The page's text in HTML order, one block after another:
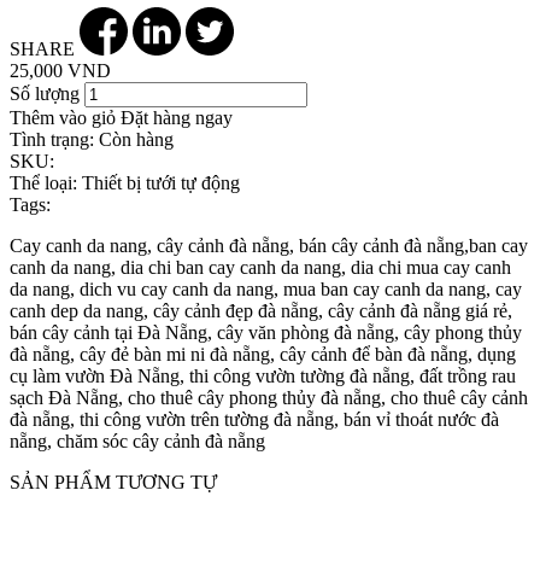
SHARE
25,000 VND
Số lượng
Thêm vào giỏ Đặt hàng ngay
Tình trạng: Còn hàng
SKU:
Thể loại: Thiết bị tưới tự động
Tags:
Cay canh da nang, cây cảnh đà nẵng, bán cây cảnh đà nẵng,ban cay
canh da nang, dia chi ban cay canh da nang, dia chi mua cay canh
da nang, dich vu cay canh da nang, mua ban cay canh da nang, cay
canh dep da nang, cây cảnh đẹp đà nẵng, cây cảnh đà nẵng giá rẻ,
bán cây cảnh tại Đà Nẵng, cây văn phòng đà nẵng, cây phong thủy
đà nẵng, cây đẻ bàn mi ni đà nẵng, cây cảnh để bàn đà nẵng, dụng
cụ làm vườn Đà Nẵng, thi công vườn tường đà nẵng, đất trồng rau
sạch Đà Nẵng, cho thuê cây phong thủy đà nẵng, cho thuê cây cảnh
đà nẵng, thi công vườn trên tường đà nẵng, bán vỉ thoát nước đà
nẵng, chăm sóc cây cảnh đà nẵng
SẢN PHẨM TƯƠNG TỰ